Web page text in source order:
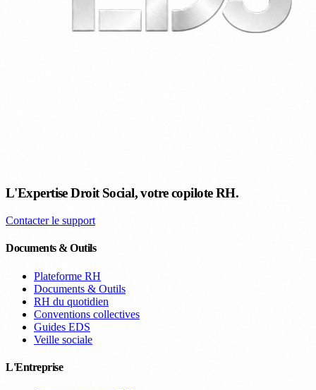
L'Expertise Droit Social, votre copilote RH.
Contacter le support
Documents & Outils
Plateforme RH
Documents & Outils
RH du quotidien
Conventions collectives
Guides EDS
Veille sociale
L'Entreprise